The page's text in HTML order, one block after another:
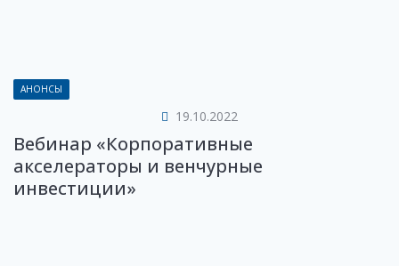
АНОНСЫ
19.10.2022
Вебинар «Корпоративные
акселераторы и венчурные
инвестиции»